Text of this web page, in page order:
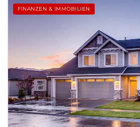
FINANZEN & IMMOBILIEN